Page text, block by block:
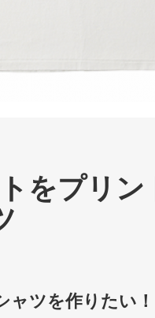
をプリン
ャツを作りたい！